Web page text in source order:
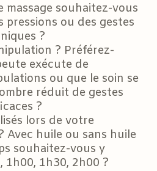
massage souhaitez-vous
ou des gestes
?
? Préférez-
exécute de
ou que le soin se
réduit de gestes
?
lors de votre
Avec huile ou sans huile
souhaitez-vous y
1h00, 1h30, 2h00 ?